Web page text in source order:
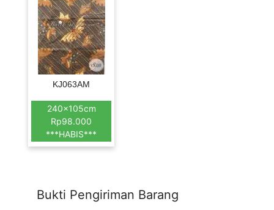
KJ063AM
240x105cm
Rp98.000
***HABIS***
Bukti Pengiriman Barang